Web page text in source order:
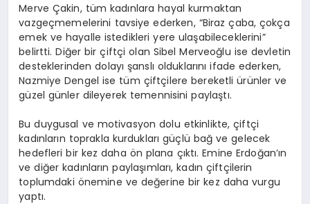
Merve Çakin, tüm kadınlara hayal kurmaktan
vazgeçmemelerini tavsiye ederken, “Biraz çaba, çokça
emek ve hayalle istedikleri yere ulaşabileceklerini”
belirtti. Diğer bir çiftçi olan Sibel Merveoğlu ise devletin
desteklerinden dolayı şanslı olduklarını ifade ederken,
Nazmiye Dengel ise tüm çiftçilere bereketli ürünler ve
güzel günler dileyerek temennisini paylaştı.
Bu duygusal ve motivasyon dolu etkinlikte, çiftçi
kadınların toprakla kurdukları güçlü bağ ve gelecek
hedefleri bir kez daha ön plana çıktı. Emine Erdoğan’ın
ve diğer kadınların paylaşımları, kadın çiftçilerin
toplumdaki önemine ve değerine bir kez daha vurgu
yaptı.